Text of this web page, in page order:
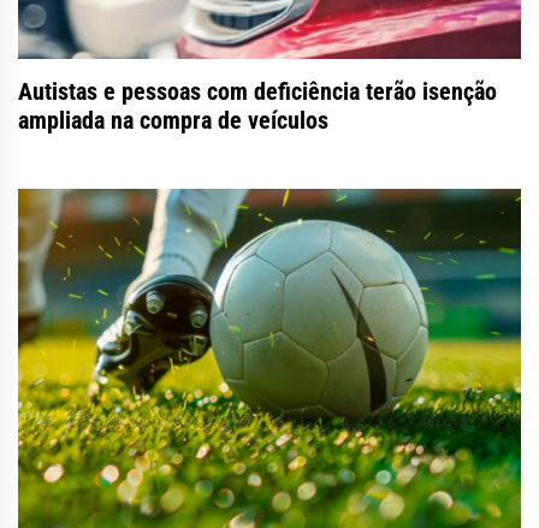
Autistas e pessoas com deficiência terão isenção
ampliada na compra de veículos